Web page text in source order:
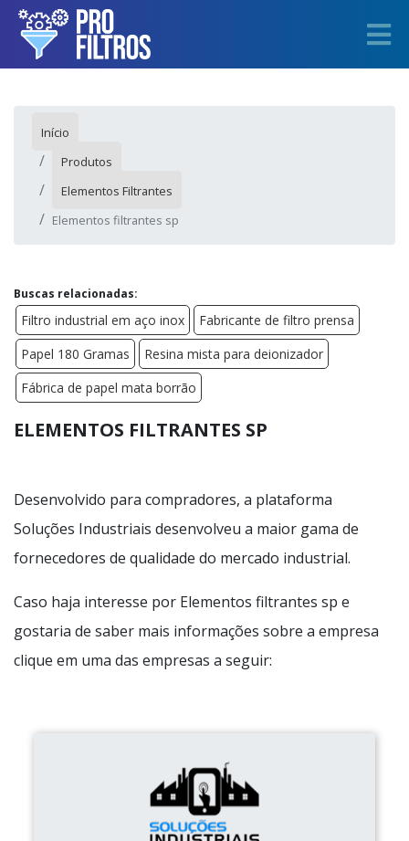
Início
Produtos
Elementos Filtrantes
Elementos filtrantes sp
Buscas relacionadas:
Filtro industrial em aço inox
Fabricante de filtro prensa
Papel 180 Gramas
Resina mista para deionizador
Fábrica de papel mata borrão
ELEMENTOS FILTRANTES SP
Desenvolvido para compradores, a plataforma
Soluções Industriais desenvolveu a maior gama de
fornecedores de qualidade do mercado industrial.
Caso haja interesse por Elementos filtrantes sp e
gostaria de saber mais informações sobre a empresa
clique em uma das empresas a seguir: